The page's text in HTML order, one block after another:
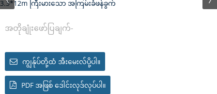
အတိုချုံးဖော်ပြချက်-
ကျွန်ုပ်တို့ထံ အီးမေးလ်ပို့ပါ။
PDF အဖြစ် ဒေါင်းလုဒ်လုပ်ပါ။